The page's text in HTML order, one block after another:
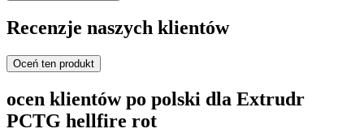
Recenzje naszych klientów
Oceń ten produkt
ocen klientów po polski dla Extrudr
PCTG hellfire rot